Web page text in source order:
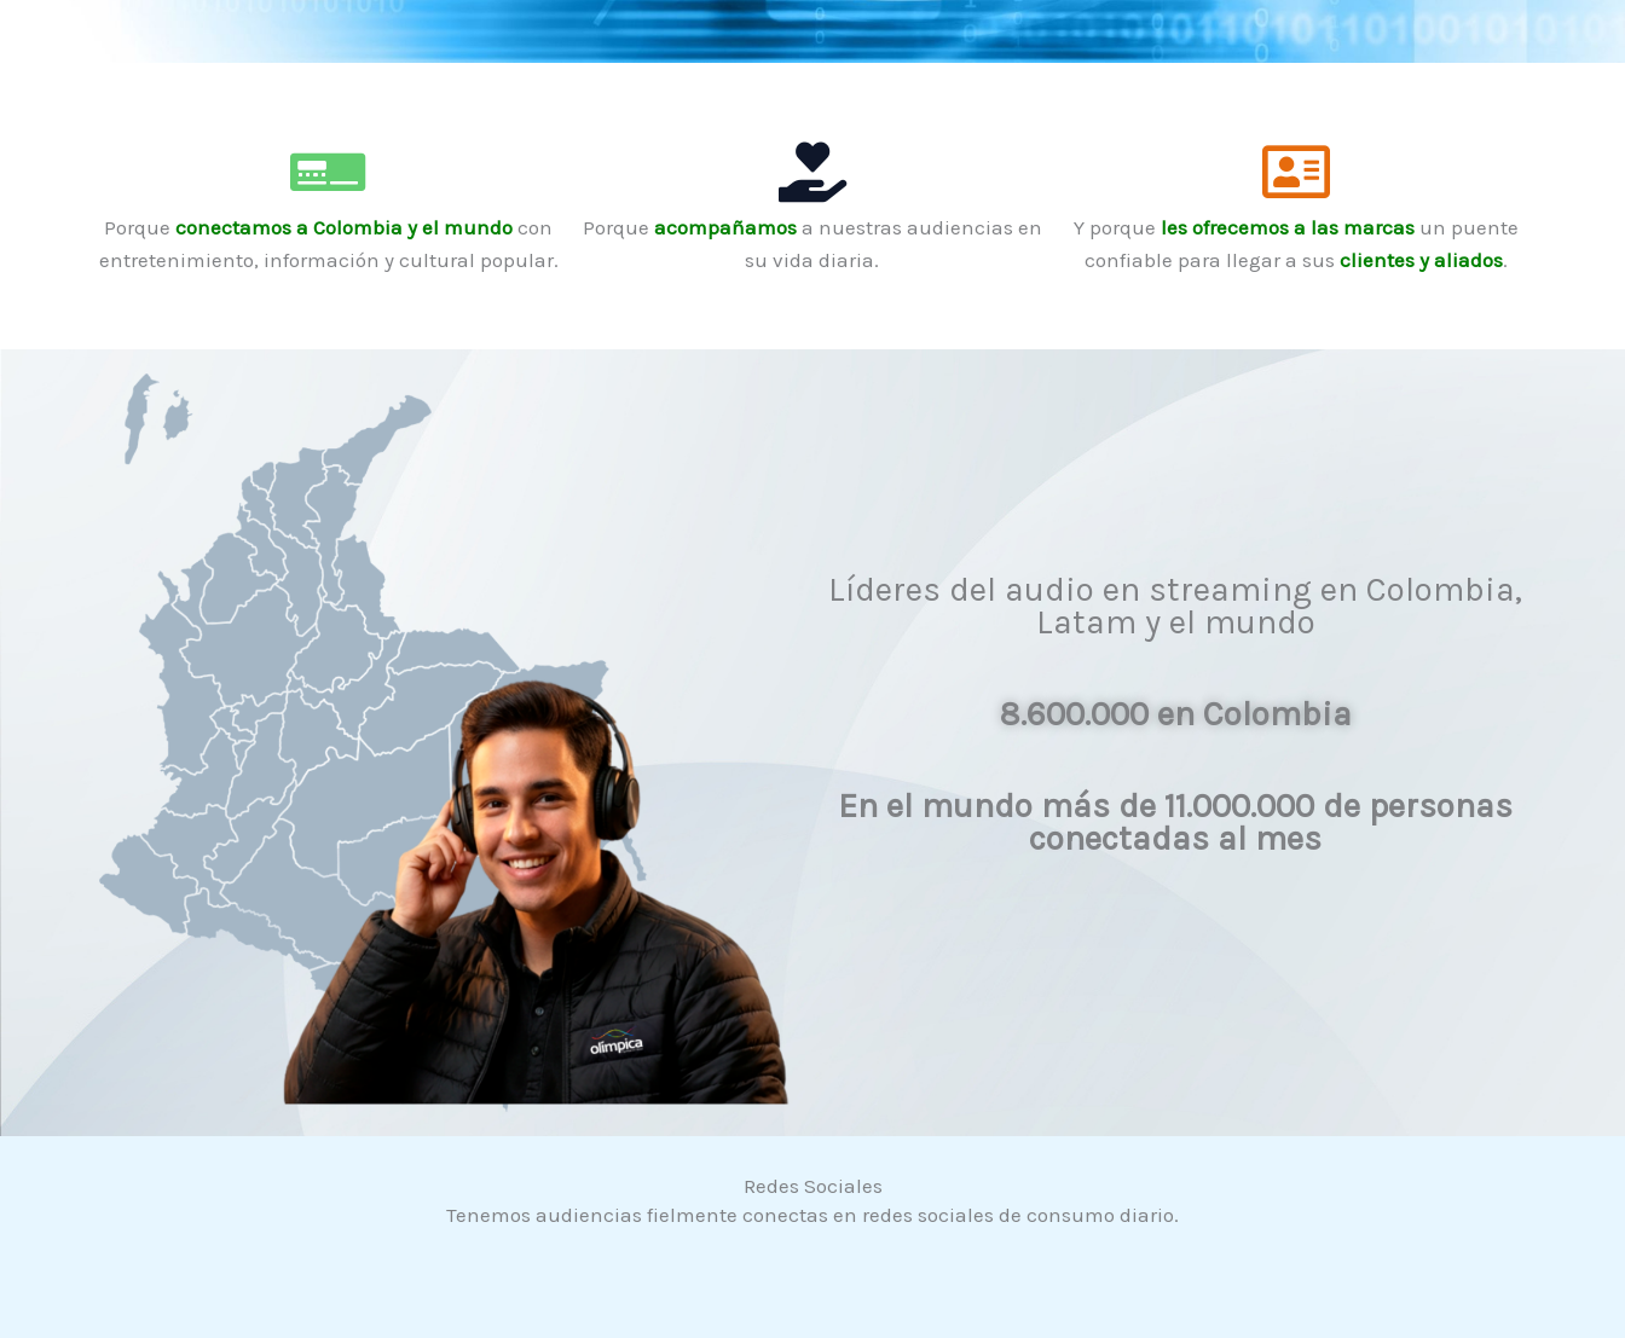
Porqueconectamos a Colombia y el mundo con
entretenimiento, información y cultural popular.
Porque acompañamosa nuestras audiencias en
su vida diaria.
Y porque les ofrecemos a las marcasun puente
confiable para llegar a sus clientes y aliados.
Líderes del audio en streaming en Colombia,
Latam y el mundo
8.600.000 en Colombia
En el mundo más de 11.000.000 de personas
conectadas al mes
Redes Sociales
Tenemos audiencias fielmente conectas en redes sociales de consumo diario.